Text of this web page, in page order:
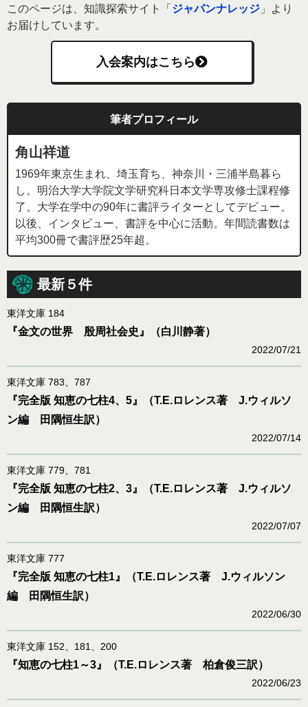
このページは、知識探索サイト「 ジャパンナレッジ 」より
お届けしています。
入会案内はこちら
筆者プロフィール
角山祥道
1969年東京生まれ、埼玉育ち、神奈川・三浦半島暮ら
し。明治大学大学院文学研究科日本文学専攻修士課程修
了。大学在学中の90年に書評ライターとしてデビュー。
以後、インタビュー、書評を中心に活動。年間読書数は
平均300冊で書評歴25年超。
最新５件
東洋文庫 184
『金文の世界 殷周社会史』（白川静著）
2022/07/21
東洋文庫 783、787
『完全版 知恵の七柱4、5』（T.E.ロレンス著 J.ウィルソ
ン編 田隅恒生訳）
2022/07/14
東洋文庫 779、781
『完全版 知恵の七柱2、3』（T.E.ロレンス著 J.ウィルソ
ン編 田隅恒生訳）
2022/07/07
東洋文庫 777
『完全版 知恵の七柱1』（T.E.ロレンス著 J.ウィルソン
編 田隅恒生訳）
2022/06/30
東洋文庫 152、181、200
『知恵の七柱1～3』（T.E.ロレンス著 柏倉俊三訳）
2022/06/23